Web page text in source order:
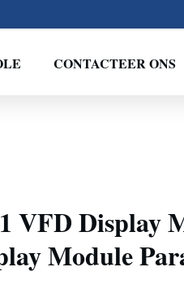
CONTACTEER ONS
VFD Display
Module